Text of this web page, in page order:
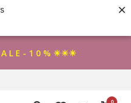
×
L E - 1 0 % ☀☀☀